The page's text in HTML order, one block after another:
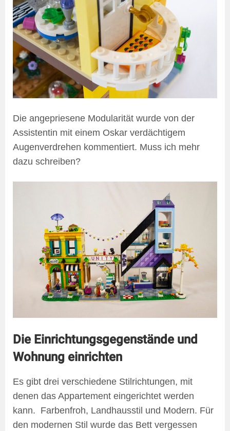
Die angepriesene Modularität wurde von der
Assistentin mit einem Oskar verdächtigem
Augenverdrehen kommentiert. Muss ich mehr
dazu schreiben?
Die Einrichtungsgegenstände und
Wohnung einrichten
Es gibt drei verschiedene Stilrichtungen, mit
denen das Appartement eingerichtet werden
kann. Farbenfroh, Landhausstil und Modern. Für
den modernen Stil wurde das Bett vergessen